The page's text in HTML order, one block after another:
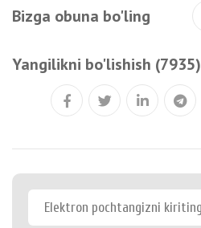
Bizga obuna bo'ling
Yangilikni bo'lishish (7935)